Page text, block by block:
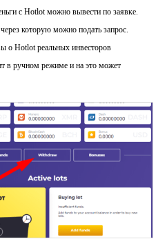
с Hotlot можно вывести по заявке.
которую можно подать запрос.
о Hotlot реальных инвесторов
в ручном режиме и на это может